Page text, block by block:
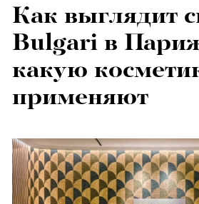
Как выглядит
Bulgari в
какую
применяют